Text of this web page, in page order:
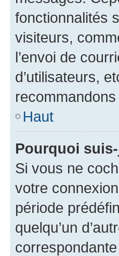
fonctionnalités
visiteurs,
l’envoi de
d’utilisateurs,
Haut
Pourquoi
Si vous ne
votre
période
quelqu’un